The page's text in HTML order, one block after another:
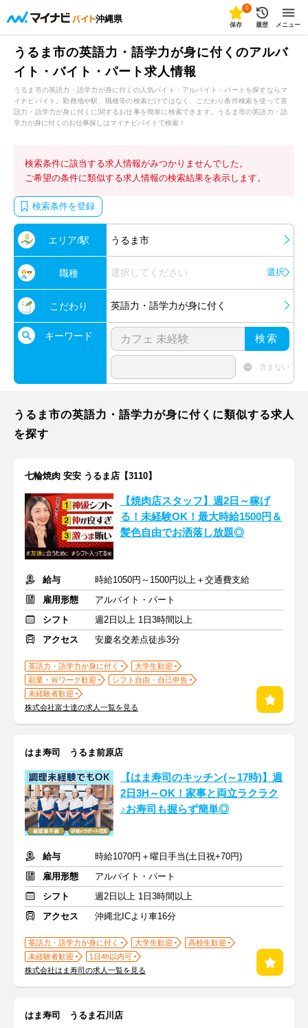
沖縄県
0
保存 履歴 メニュー
うるま市の英語力・語学力が身に付くのアルバ
イト・バイト・パート求人情報
うるま市の英語力・語学力が身に付くの人気バイト・アルバイト・パートを探すならマ
イナビバイト。勤務地や駅、職種等の検索だけではなく、こだわり条件検索を使って英
語力・語学力が身に付くに関するお仕事を簡単に検索できます。うるま市の英語力・語
学力が身に付くのお仕事探しはマイナビバイトで検索！
検索条件に該当する求人情報がみつかりませんでした。
ご希望の条件に類似する求人情報の検索結果を表示します。
検索条件を登録
エリア/駅 うるま市
職種 選択してください 選択
こだわり 英語力・語学力が身に付く
キーワード 検索
含まない
うるま市の英語力・語学力が身に付くに類似する求人
を探す
七輪焼肉 安安 うるま店【3110】
【焼肉店スタッフ】週2日～稼げ
る！未経験OK！最大時給1500円＆
髪色自由でお洒落し放題◎
給与
時給1050円～1500円以上＋交通費支給
雇用形態
アルバイト・パート
シフト
週2日以上 1日3時間以上
アクセス
安慶名交差点徒歩3分
英語力・語学力が身に付く
大学生歓迎
副業・Ｗワーク歓迎
シフト自由・自己申告
未経験者歓迎
株式会社富士達の求人一覧を見る
はま寿司 うるま前原店
【はま寿司のキッチン(～17時)】週
2日3H～OK！家事と両立ラクラク
♪お寿司も握らず簡単◎
給与
時給1070円＋曜日手当(土日祝+70円)
雇用形態
アルバイト・パート
シフト
週2日以上 1日3時間以上
アクセス
沖縄北ICより車16分
英語力・語学力が身に付く 大学生歓迎
高校生歓迎
未経験者歓迎
1日4h以内可
株式会社はま寿司の求人一覧を見る
はま寿司 うるま石川店